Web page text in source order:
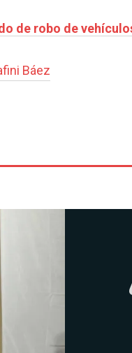
de robo de
Báez